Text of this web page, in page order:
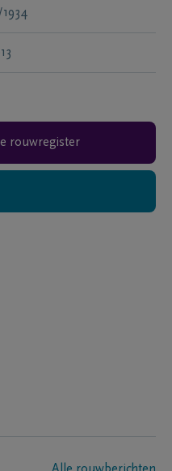
rouwregister